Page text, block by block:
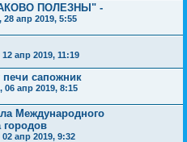
ПОЛЕЗНЫ" -
28 апр 2019, 5:55
12 апр 2019, 11:19
печи сапожник
06 апр 2019, 8:15
Международного
городов
02 апр 2019, 9:32